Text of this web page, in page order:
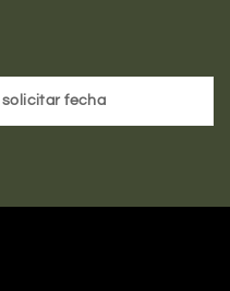
fecha